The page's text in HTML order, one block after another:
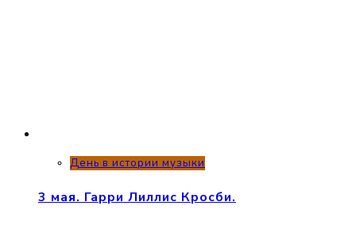
День в истории музыки
3 мая. Гарри Лиллис Кросби.